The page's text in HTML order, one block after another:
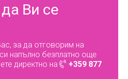
Ви се
за да отговорим на
напълно безплатно още
директно на
+359 877